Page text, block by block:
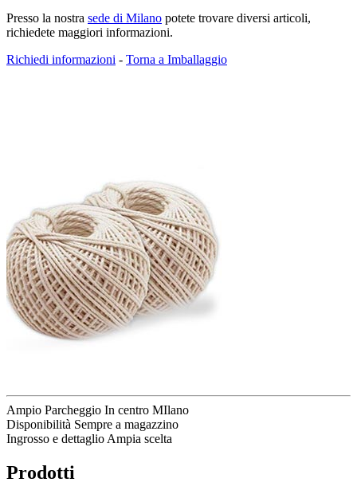
Presso la nostra sede di Milano potete trovare diversi articoli,
richiedete maggiori informazioni.
Richiedi informazioni - Torna a Imballaggio
Ampio Parcheggio In centro MIlano
Disponibilità Sempre a magazzino
Ingrosso e dettaglio Ampia scelta
Prodotti